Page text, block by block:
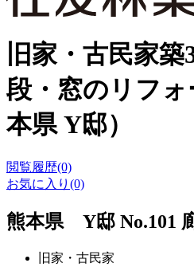
旧家・古民家
段・窓のリフ
本県 Y邸）
閲覧履歴(0)
お気に入り(0)
熊本県 Y邸 No.101
旧家・古民家